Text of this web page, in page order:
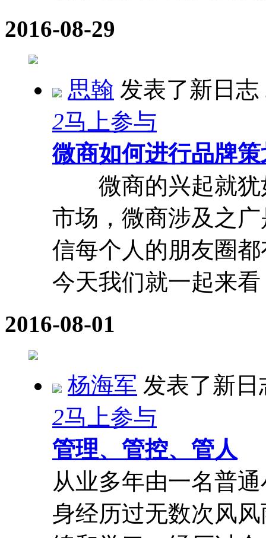
2016-08-29
思翰 发表了新日志
2马上参与
微商如何进行品牌策
微商的兴起就犹
市场，微商涉及之
信每个人的朋友圈
今天我们就一起来看
2016-08-01
杨海军 发表了新
2马上参与
管理、管控、管人
从业多年由一名普
身经历过无数次风